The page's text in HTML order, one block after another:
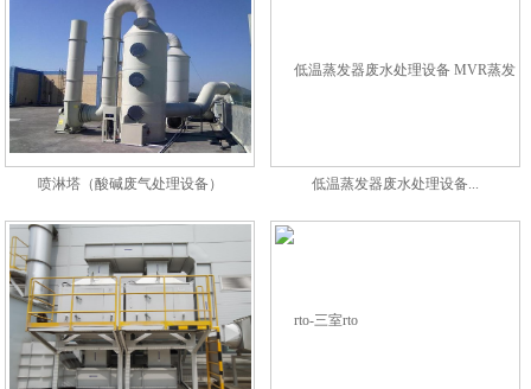
喷淋塔（酸碱废气处理设备） 低温蒸发器废水处理设备...